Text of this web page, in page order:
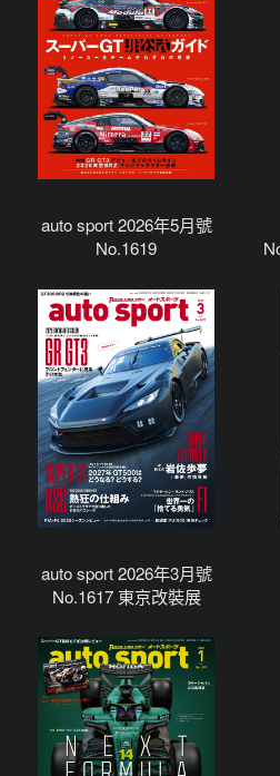
auto sport 2026年5月號
No.1619
auto sport 2026年3月號
No.1617 東京改裝展